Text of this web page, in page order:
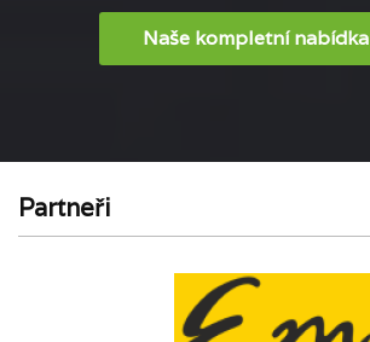
Naše kompletní nabídka
Partneři